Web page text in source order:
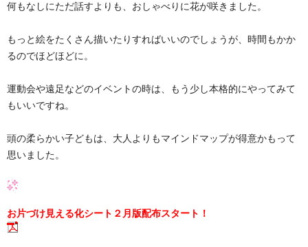
何もなしにただ話すよりも、おしゃべりに花が咲きました。
もっと絵をたくさん描いたりすればいいのでしょうが、時間もかか
るのでほどほどに。
運動会や遠足などのイベントの時は、もう少し本格的にやってみて
もいいですね。
頭の柔らかい子どもは、大人よりもマインドマップが得意かもって
思いました。
お片づけ見える化シート２月版配布スタート！